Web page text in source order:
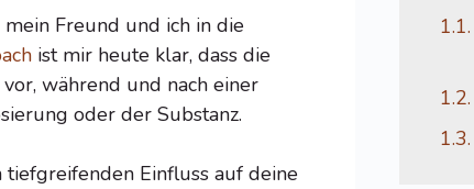
Freund und ich in die
ist mir heute klar, dass die
während und nach einer
oder der Substanz.
Einfluss auf deine